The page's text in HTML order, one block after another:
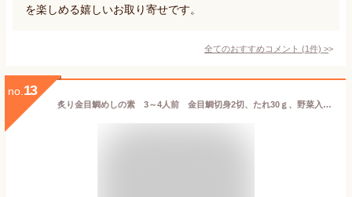
を楽しめる嬉しいお取り寄せです。
全てのおすすめコメント (1件) >
no. 13
炙り金目鯛めしの素 3～4人前 金目鯛切身2切、たれ30ｇ、野菜入り調味液440ｇ